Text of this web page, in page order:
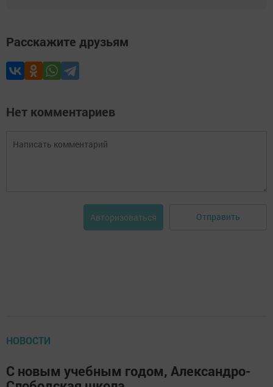
Расскажите друзьям
Нет комментариев
Авторизоваться Отправить
НОВОСТИ
С новым учебным годом, Александро-